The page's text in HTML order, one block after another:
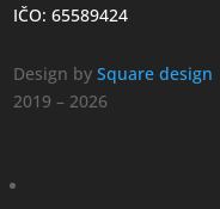
IČO: 65589424
Design bySquare design
2019 – 2026